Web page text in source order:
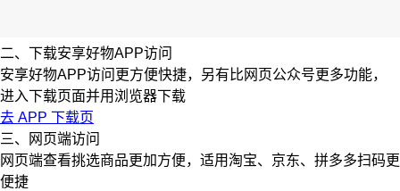
二、下载安享好物APP访问
安享好物APP访问更方便快捷，另有比网页公众号更多功能，
进入下载页面并用浏览器下载
去 APP 下载页
三、网页端访问
网页端查看挑选商品更加方便，适用淘宝、京东、拼多多扫码更
便捷